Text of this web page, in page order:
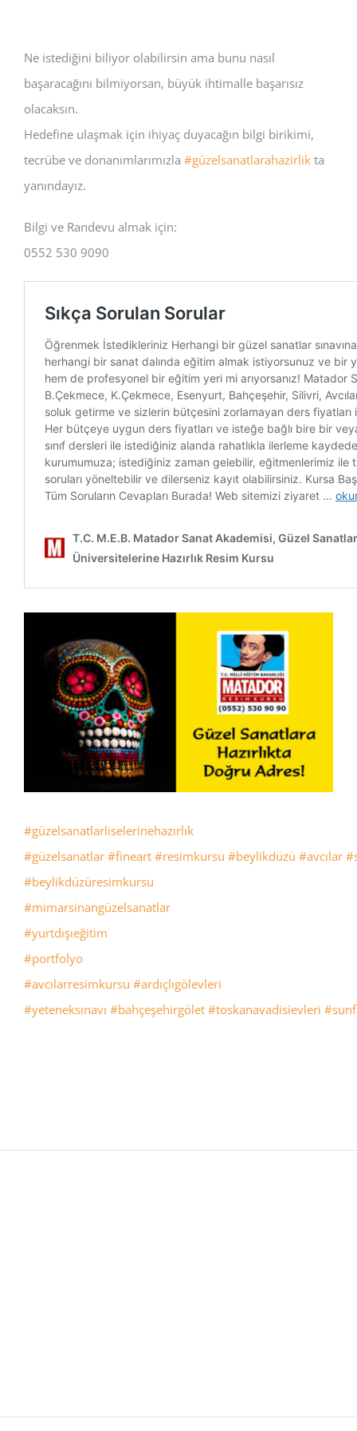
Ne istediğini biliyor olabilirsin ama bunu nasıl
başaracağını bilmiyorsan, büyük ihtimalle başarısız
olacaksın.
Hedefine ulaşmak için ihiyaç duyacağın bilgi birikimi,
tecrübe ve donanımlarımızla #güzelsanatlarahazirlik ta
yanındayız.
Bilgi ve Randevu almak için:
0552 530 9090
#güzelsanatlarliselerinehazırlık
#güzelsanatlar #fineart #resimkursu #beylikdüzü #avcılar
#beylikdüzüresimkursu
#mimarsinangüzelsanatlar
#yurtdışıeğitim
#portfolyo
#avcılarresimkursu #ardıçlıgölevleri
#yeteneksınavı #bahçeşehirgölet #toskanavadisievleri